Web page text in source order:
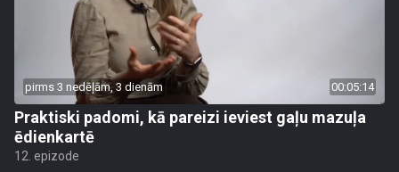
pirms 3 nedēļām, 3 dienām 00:05:14
Praktiski padomi, kā pareizi ieviest gaļu mazuļa
ēdienkartē
12. epizode